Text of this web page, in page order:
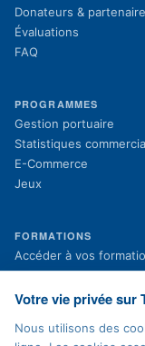
Donateurs &
Évaluations
FAQ
PROGRAMMES
Gestion portuaire
Statistiques
E-Commerce
Jeux
FORMATIONS
Accéder à vos
Inscription aux
Projets en cours
Actualités
Votre vie privée sur
Nous utilisons des